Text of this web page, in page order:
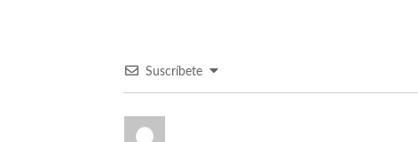
Suscríbete